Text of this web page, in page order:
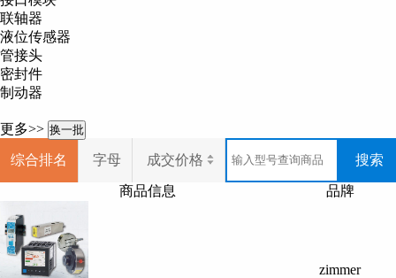
Zimmer
剪切工具、
联轴器
液位传感器
管接头
密封件
制动器
更多>> 换一批
综合排名 字母 成交价格 搜索
商品信息 品牌
zimmer